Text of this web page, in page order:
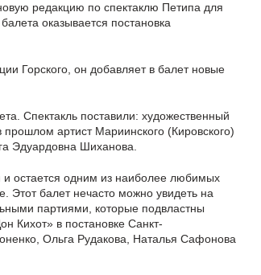
редакцию по спектаклю Петипа для
оказывается постановка
Горского, он добавляет в балет новые
Спектакль поставили: художественный
артист Мариинского (Кировского)
Эдуардовна Шиханова.
и остается одним из наиболее любимых
Этот балет нечасто можно увидеть на
партиями, которые подвластны
Кихот» в постановке Санкт-
Ольга Рудакова, Наталья Сафонова